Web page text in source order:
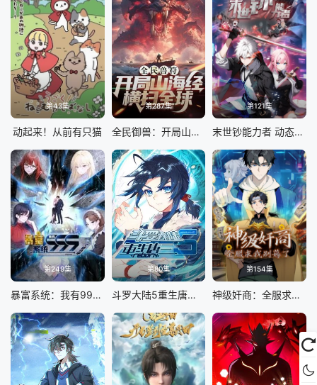
第43集
动起来！从前有只猫
第287集
全民御兽：开局山海经，我横扫全球
第121集
末世钞能力者 动态漫画
第249集
暴富系统：我有999个新马甲 动态漫画
第80集
斗罗大陆5重生唐三 动态漫画
第154集
神级奸商：全服求我别薅了 动态漫画